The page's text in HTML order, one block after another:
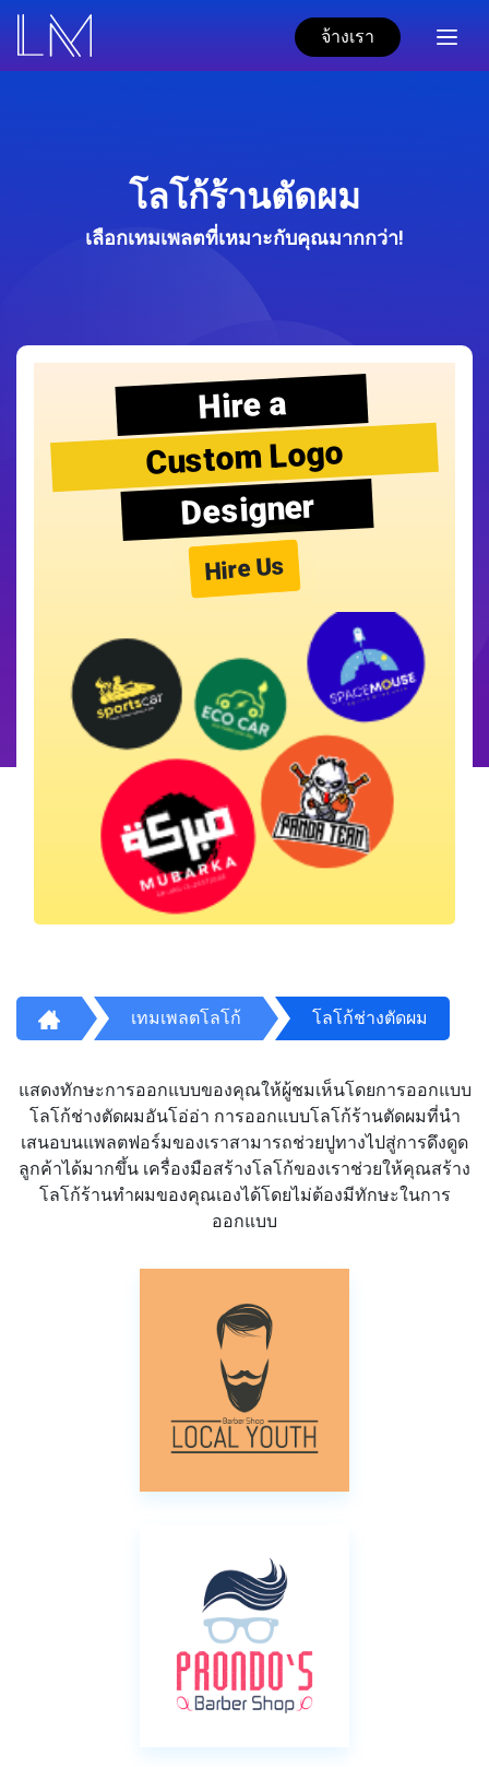
จ้างเรา
โลโก้ร้านตัดผม
เลือกเทมเพลตที่เหมาะกับคุณมากกว่า!
Hire a
Custom Logo
Designer
Hire Us
เทมเพลตโลโก้ โลโก้ช่างตัดผม
แสดงทักษะการออกแบบของคุณให้ผู้ชมเห็นโดยการออกแบบ
โลโก้ช่างตัดผมอันโอ่อ่า การออกแบบโลโก้ร้านตัดผมที่นำ
เสนอบนแพลตฟอร์มของเราสามารถช่วยปูทางไปสู่การดึงดูด
ลูกค้าได้มากขึ้น เครื่องมือสร้างโลโก้ของเราช่วยให้คุณสร้าง
โลโก้ร้านทำผมของคุณเองได้โดยไม่ต้องมีทักษะในการ
ออกแบบ